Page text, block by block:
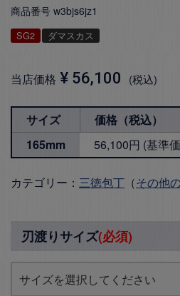
商品番号 w3bjs6jz1
SG2 ダマスカス
当店価格 ¥ 56,100 税込
サイズ
価格（税込）
165mm
56,100円 (基準
カテゴリー： 三徳包丁 （その他
刃渡りサイズ(必須)